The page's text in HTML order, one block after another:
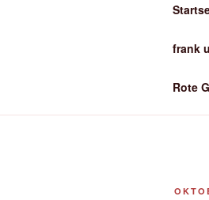
frank
Rote